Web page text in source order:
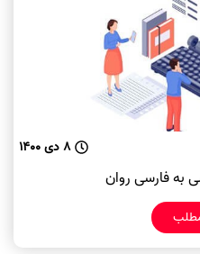
به فارسی روان